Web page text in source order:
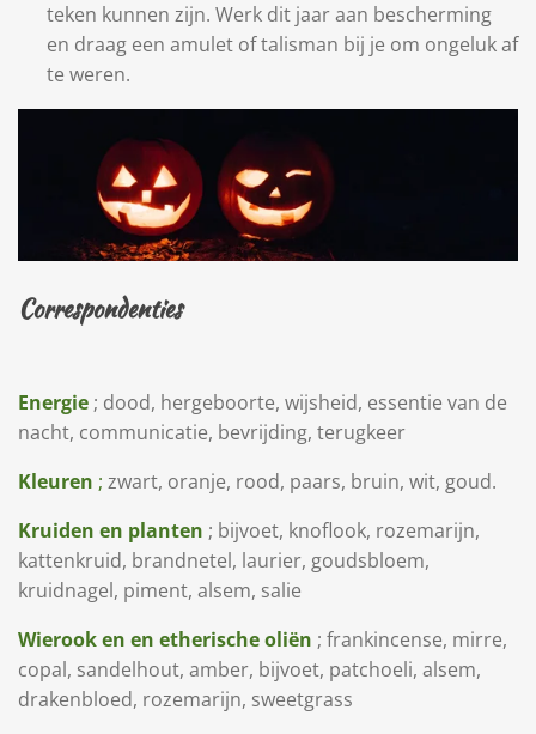
teken kunnen zijn. Werk dit jaar aan bescherming
en draag een amulet of talisman bij je om ongeluk af
te weren.
Correspondenties
Energie ; dood, hergeboorte, wijsheid, essentie van de
nacht, communicatie, bevrijding, terugkeer
Kleuren ; zwart, oranje, rood, paars, bruin, wit, goud.
Kruiden en planten ; bijvoet, knoflook, rozemarijn,
kattenkruid, brandnetel, laurier, goudsbloem,
kruidnagel, piment, alsem, salie
Wierook en en etherische oliën ; frankincense, mirre,
copal, sandelhout, amber, bijvoet, patchoeli, alsem,
drakenbloed, rozemarijn, sweetgrass